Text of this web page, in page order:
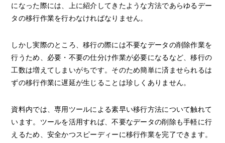
になった際には、上に紹介してきたような方法であらゆるデー
タの移行作業を行わなければなりません。
しかし実際のところ、移行の際には不要なデータの削除作業を
行うため、必要・不要の仕分け作業が必要になるなど、移行の
工数は増えてしまいがちです。そのため簡単に済ませられるは
ずの移行作業に遅延が生じることは珍しくありません。
資料内では、専用ツールによる素早い移行方法について触れて
います。ツールを活用すれば、不要なデータの削除も手軽に行
えるため、安全かつスピーディーに移行作業を完了できます。